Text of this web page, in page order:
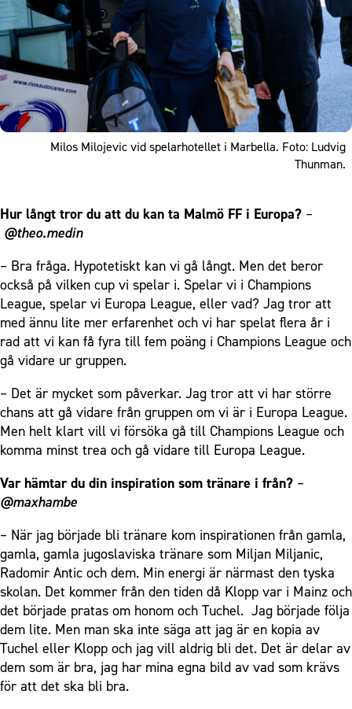
Milos Milojevic vid spelarhotellet i Marbella. Foto: Ludvig
Thunman.
Hur långt tror du att du kan ta Malmö FF i Europa? –
@theo.medin
– Bra fråga. Hypotetiskt kan vi gå långt. Men det beror
också på vilken cup vi spelar i. Spelar vi i Champions
League, spelar vi Europa League, eller vad? Jag tror att
med ännu lite mer erfarenhet och vi har spelat flera år i
rad att vi kan få fyra till fem poäng i Champions League och
gå vidare ur gruppen.
– Det är mycket som påverkar. Jag tror att vi har större
chans att gå vidare från gruppen om vi är i Europa League.
Men helt klart vill vi försöka gå till Champions League och
komma minst trea och gå vidare till Europa League.
Var hämtar du din inspiration som tränare i från? –
@maxhambe
– När jag började bli tränare kom inspirationen från gamla,
gamla, gamla jugoslaviska tränare som Miljan Miljanic,
Radomir Antic och dem. Min energi är närmast den tyska
skolan. Det kommer från den tiden då Klopp var i Mainz och
det började pratas om honom och Tuchel. Jag började följa
dem lite. Men man ska inte säga att jag är en kopia av
Tuchel eller Klopp och jag vill aldrig bli det. Det är delar av
dem som är bra, jag har mina egna bild av vad som krävs
för att det ska bli bra.